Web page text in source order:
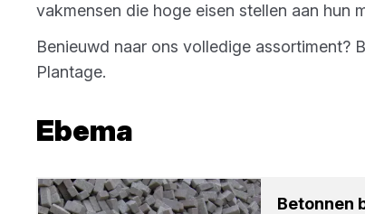
vakmensen die hoge eisen stellen aan hun
Benieuwd naar ons volledige assortiment?
Plantage.
Ebema
Beton­nen